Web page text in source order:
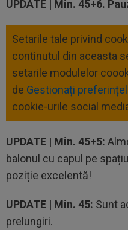
UPDATE | Min. 45+6.
Setarile tale privind
continutul din aceasta
setarile modulelor
de Gestionați
cookie-urile social
UPDATE | Min. 45+5:
balonul cu capul pe
poziție excelentă!
UPDATE | Min. 45: Sunt
prelungiri.